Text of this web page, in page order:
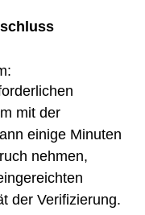
mit der
einige Minuten
nehmen,
der Verifizierung.